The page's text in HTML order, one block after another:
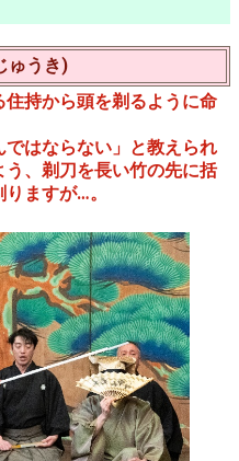
ゅうき)
持から頭を剃るように命
はならない」と教えられ
、剃刀を長い竹の先に括
ますが…。